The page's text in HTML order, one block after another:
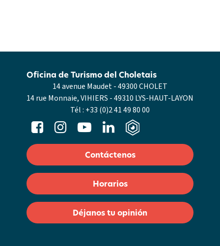
14 avenue Maudet - 49300 CHOLET
14 rue Monnaie, VIHIERS - 49310 LYS-HAUT-LAYON
Tél : +33 (0)2 41 49 80 00
Oficina de Turismo del Choletais
Contáctenos
Horarios
Déjanos tu opinión